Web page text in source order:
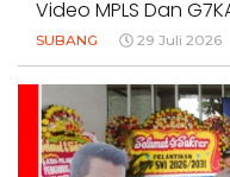
Video MPLS Dan
SUBANG 29 Juli 2026